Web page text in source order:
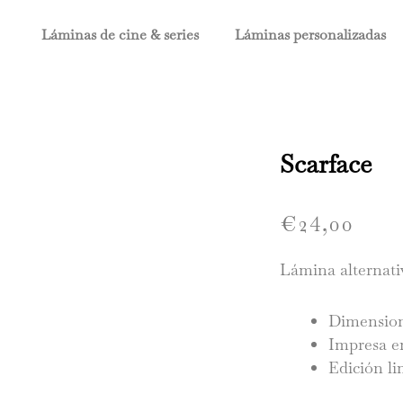
Láminas de cine & series Láminas personalizadas
Scarface
€24,00
Lámina
Impresa
Edición